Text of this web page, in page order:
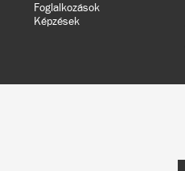
Foglalkozások
Képzések